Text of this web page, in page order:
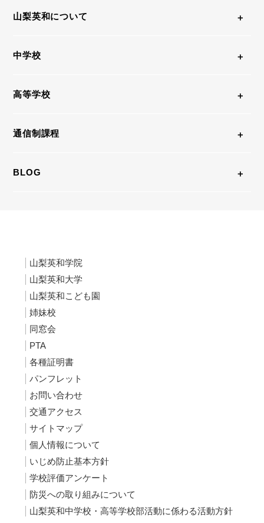
山梨英和について
中学校
高等学校
通信制課程
BLOG
山梨英和学院
山梨英和大学
山梨英和こども園
姉妹校
同窓会
PTA
各種証明書
パンフレット
お問い合わせ
交通アクセス
サイトマップ
個人情報について
いじめ防止基本方針
学校評価アンケート
防災への取り組みについて
山梨英和中学校・高等学校部活動に係わる活動方針